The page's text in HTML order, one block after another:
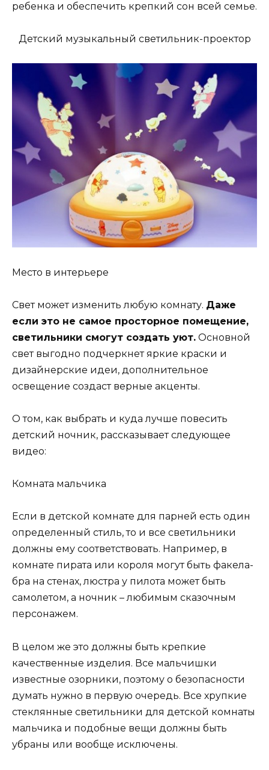
ребенка и обеспечить крепкий сон всей семье.
Детский музыкальный светильник-проектор
Место в интерьере
Свет может изменить любую комнату. Даже
если это не самое просторное помещение,
светильники смогут создать уют. Основной
свет выгодно подчеркнет яркие краски и
дизайнерские идеи, дополнительное
освещение создаст верные акценты.
О том, как выбрать и куда лучше повесить
детский ночник, рассказывает следующее
видео:
Комната мальчика
Если в детской комнате для парней есть один
определенный стиль, то и все светильники
должны ему соответствовать. Например, в
комнате пирата или короля могут быть факела-
бра на стенах, люстра у пилота может быть
самолетом, а ночник – любимым сказочным
персонажем.
В целом же это должны быть крепкие
качественные изделия. Все мальчишки
известные озорники, поэтому о безопасности
думать нужно в первую очередь. Все хрупкие
стеклянные светильники для детской комнаты
мальчика и подобные вещи должны быть
убраны или вообще исключены.